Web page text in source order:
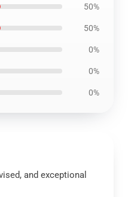
50%
50%
0%
0%
0%
and exceptional